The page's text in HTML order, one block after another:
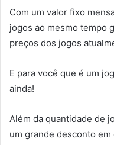
Com um valor fixo
jogos ao mesmo tempo
preços dos jogos
E para você que é um
ainda!
Além da quantidade de
um grande desconto